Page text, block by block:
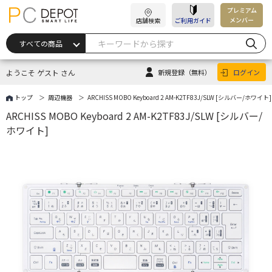
店舗検索 ご利用ガイド
プレミアム
メンバー
ようこそ ゲスト さん 新規登録 （無料） ログイン
トップ 周辺機器 ARCHISS MOBO Keyboard 2 AM-K2TF83J/SLW [シルバー/ホワイト]
ARCHISS MOBO Keyboard 2 AM-K2TF83J/SLW [シルバー/
ホワイト]